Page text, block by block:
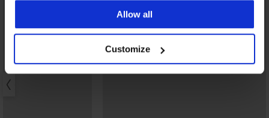
Allow all
Customize